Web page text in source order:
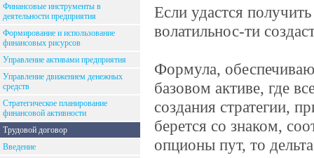
Финансовые инструменты в
деятельности предприятия
Формирование и использование
финансовых рисурсов
Управление активами предприятия
Управление движением денежных
средств
Стратегическое планирование
финансовой активности
Трудовой договор
Введение
Если удастся
волатильнос-ти
Формула,
базовом активе, где
создания стратегии,
берется со знаком,
опционы пут, то